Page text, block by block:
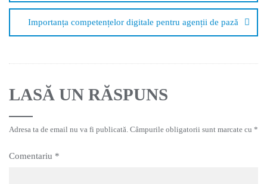
Importanța competențelor digitale pentru agenții de pază
LASĂ UN RĂSPUNS
Adresa ta de email nu va fi publicată. Câmpurile obligatorii sunt marcate cu *
Comentariu *